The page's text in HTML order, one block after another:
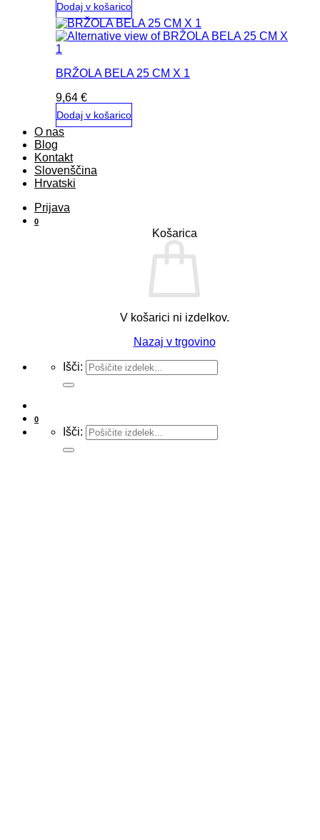
Dodaj v košarico
BRŽOLA BELA 25 CM X 1
9,64 €
Dodaj v košarico
O nas
Blog
Kontakt
Slovenščina
Hrvatski
Prijava
0
Košarica
V košarici ni izdelkov.
Nazaj v trgovino
Išči:
0
Išči: